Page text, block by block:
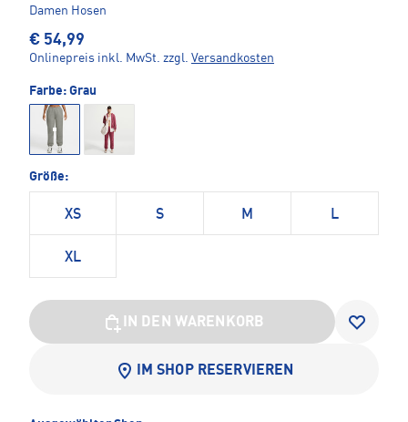
Damen Hosen
€ 54,99
Onlinepreis inkl. MwSt. zzgl. Versandkosten
Farbe: Grau
Größe:
XS S M L
XL
IN DEN WARENKORB
IM SHOP RESERVIEREN